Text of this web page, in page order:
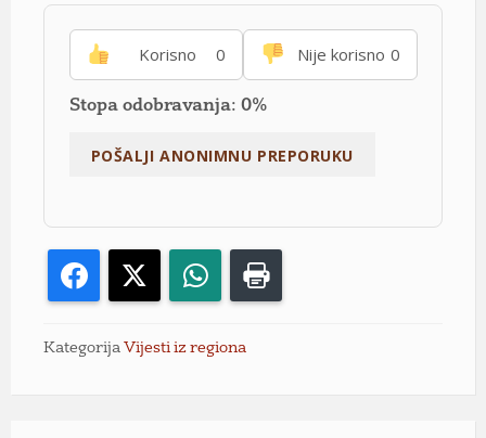
Korisno 0 Nije korisno 0
Stopa odobravanja: 0%
Facebook WhatsApp
Kategorija Vijesti iz regiona